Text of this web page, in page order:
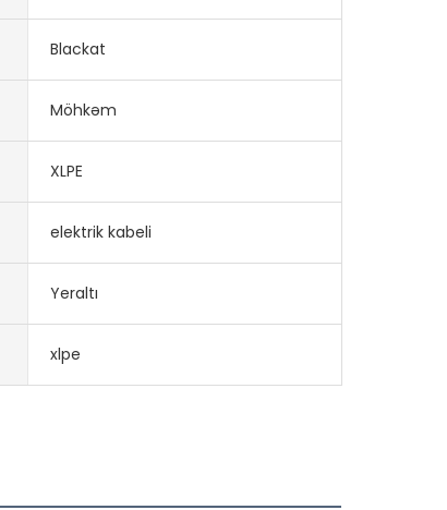
Blackat
Möhkəm
XLPE
elektrik kabeli
Yeraltı
xlpe